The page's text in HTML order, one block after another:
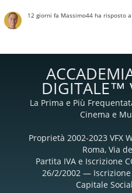
12 giorni fa Massimo44ha risposto a
DIGITALE™
La Prima e Più
Cinema e
Proprietà 2002-2023 VFX
Roma, Via
Partita IVA e Iscrizione
26/2/2002 —
Capitale